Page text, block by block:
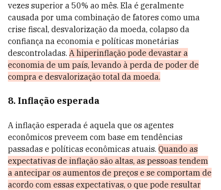
vezes superior a 50% ao mês. Ela é geralmente
causada por uma combinação de fatores como uma
crise fiscal, desvalorização da moeda, colapso da
confiança na economia e políticas monetárias
descontroladas. A hiperinflação pode devastar a
economia de um país, levando à perda de poder de
compra e desvalorização total da moeda.
8. Inflação esperada
A inflação esperada é aquela que os agentes
econômicos preveem com base em tendências
passadas e políticas econômicas atuais. Quando as
expectativas de inflação são altas, as pessoas tendem
a antecipar os aumentos de preços e se comportam de
acordo com essas expectativas, o que pode resultar